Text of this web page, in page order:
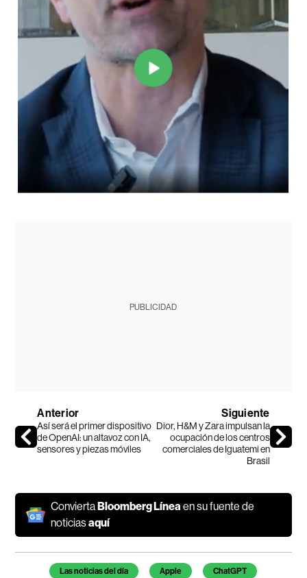
PUBLICIDAD
Anterior
Así será el primer dispositivo
de OpenAI: un altavoz con IA,
sensores y piezas móviles
Siguiente
Dior, H&M y Zara impulsan la
ocupación de los centros
comerciales de Iguatemi en
Brasil
ConviertaBloomberg Líneaen su fuente de
noticiasaquí
Temas de este artículo
Las noticias del día Apple ChatGPT